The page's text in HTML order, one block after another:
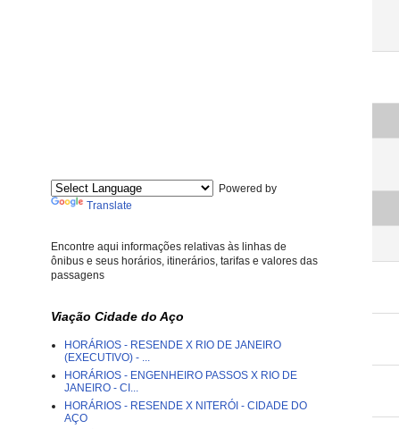
Powered by
Translate
Encontre aqui informações relativas às linhas de
ônibus e seus horários, itinerários, tarifas e valores das
passagens
Viação Cidade do Aço
HORÁRIOS - RESENDE X RIO DE JANEIRO
(EXECUTIVO) - ...
HORÁRIOS - ENGENHEIRO PASSOS X RIO DE
JANEIRO - CI...
HORÁRIOS - RESENDE X NITERÓI - CIDADE DO
AÇO